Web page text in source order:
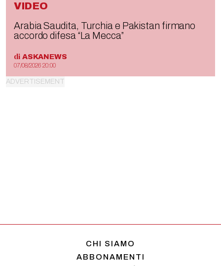
VIDEO
Arabia Saudita, Turchia e Pakistan firmano
accordo difesa “La Mecca”
di ASKANEWS
07/08/2026 20:00
CHI SIAMO
ABBONAMENTI